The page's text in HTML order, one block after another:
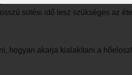
sütési idő lesz szükséges az
hogyan akarja kialakítani a